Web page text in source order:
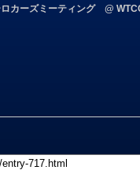
カーズミーティング @